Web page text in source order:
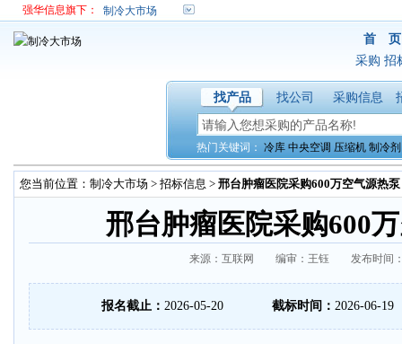
强华信息旗下： 制冷大市场
首 页
采购 招
找产品 找公司 采购信息
热门关键词： 冷库 中央空调 压缩机 制冷剂
您当前位置： 制冷大市场 > 招标信息 > 邢台肿瘤医院采购600万空气源热泵
邢台肿瘤医院采购600
来源：互联网 编审：王钰 发布时间：
报名截止： 2026-05-20 截标时间： 2026-06-19